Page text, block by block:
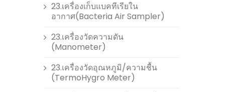
23.เครื่องเก็บแบคทีเรียใน
อากาศ(Bacteria Air Sampler)
23.เครื่องวัดความดัน
(Manometer)
23.เครื่องวัดอุณหภูมิ/ความชื้น
(TermoHygro Meter)